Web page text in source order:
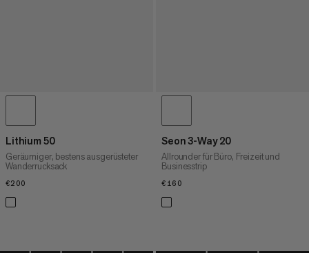
Lithium 50
Geräumiger, bestens ausgerüsteter
Wanderrucksack
€200
Seon 3-Way 20
Allrounder für Büro, Freizeit und
Businesstrip
€160